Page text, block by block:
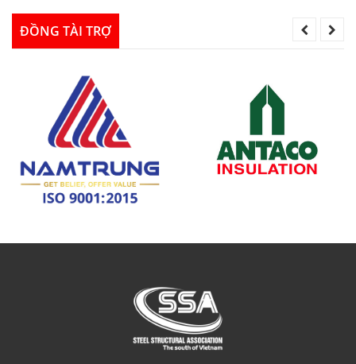
ĐỒNG TÀI TRỢ